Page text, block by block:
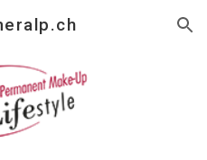
Skip to navigation